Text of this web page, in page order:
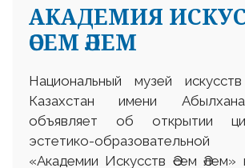
АКАДЕМИЯ
ӘСЕМ ӘЛЕМ
Национальный музей
Казахстан имени
объявляет об открытии
эстетико-
«Академии Искусств Әсем Әлем»